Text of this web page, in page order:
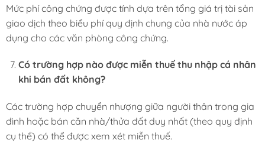
Mức phí công chứng được tính dựa trên tổng giá trị tài sản
giao dịch theo biểu phí quy định chung của nhà nước áp
dụng cho các văn phòng công chứng.
Có trường hợp nào được miễn thuế thu nhập cá nhân
khi bán đất không?
Các trường hợp chuyển nhượng giữa người thân trong gia
đình hoặc bán căn nhà/thửa đất duy nhất (theo quy định
cụ thể) có thể được xem xét miễn thuế.